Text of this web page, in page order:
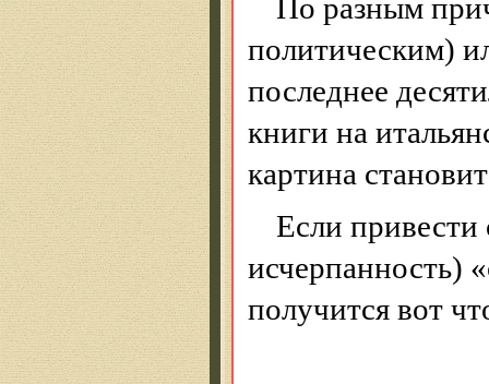
По разным
политическим)
последнее
книги на
картина
Если
исчерпанность)
получится вот